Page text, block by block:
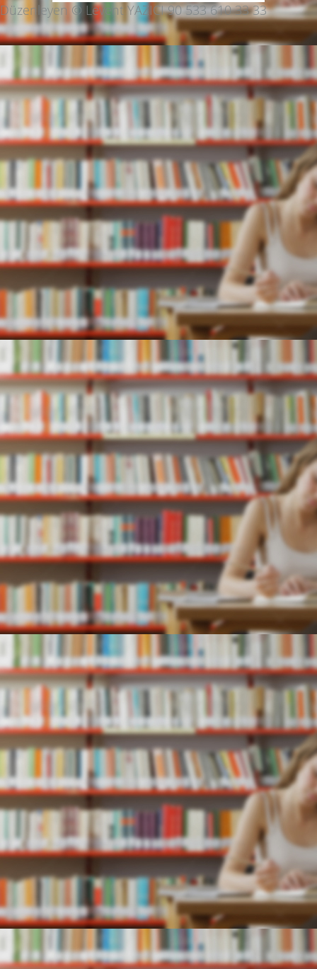
Düzenleyen © Levent YAZICI 90 533 610 33 33